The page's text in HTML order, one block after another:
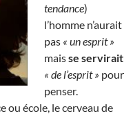
tendance)
l’homme n’aurait
pas « un esprit »
maisse servirait
« de l’esprit » pour
penser.
ou école, le cerveau de